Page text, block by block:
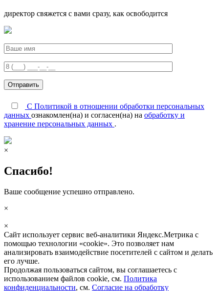
директор свяжется с вами сразу, как освободится
С Политикой в отношении обработки персональных
данных ознакомлен(на) и согласен(на) на обработку и
хранение персональных данных .
×
Спасибо!
Ваше сообщение успешно отправлено.
×
×
Сайт использует сервис веб-аналитики Яндекс.Метрика с
помощью технологии «cookie». Это позволяет нам
анализировать взаимодействие посетителей с сайтом и делать
его лучше.
Продолжая пользоваться сайтом, вы соглашаетесь с
использованием файлов соokіе, см. Политика
конфиденциальности, см. Согласие на обработку